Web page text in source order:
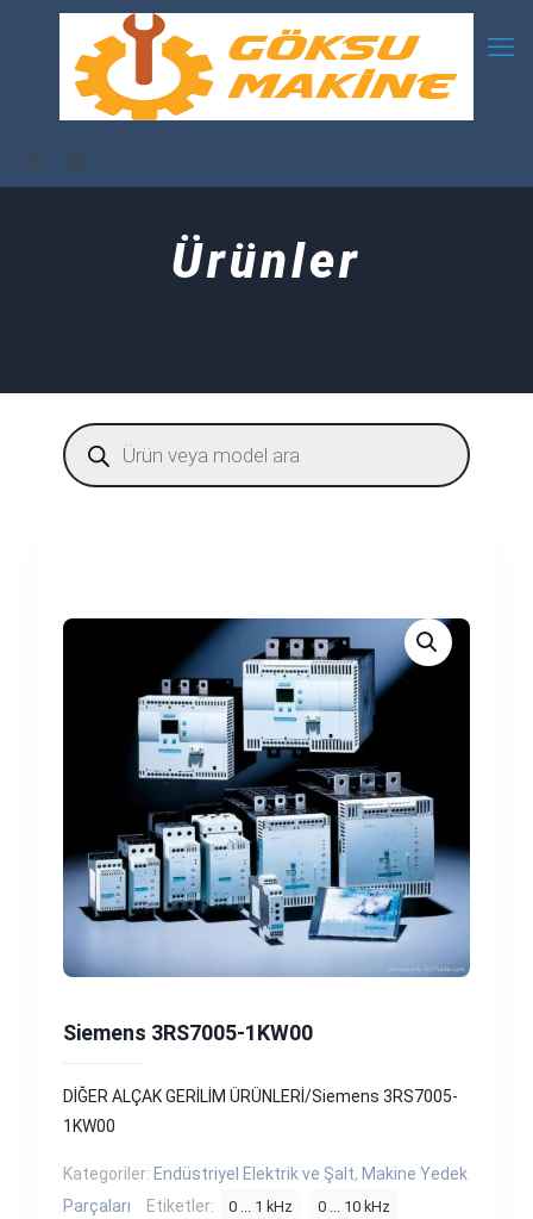
Ürünler
Products
search
Siemens 3RS7005-1KW00
DİĞER ALÇAK GERİLİM ÜRÜNLERİ/Siemens 3RS7005-
1KW00
Kategoriler: Endüstriyel Elektrik ve Şalt, Makine Yedek
Parçaları
Etiketler: 0 ... 1 kHz 0 ... 10 kHz